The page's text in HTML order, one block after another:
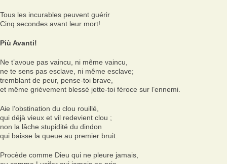
Tous les incurables peuvent guérir
Cinq secondes avant leur mort!
Più Avanti!
Ne t’avoue pas vaincu, ni même vaincu,
ne te sens pas esclave, ni même esclave;
tremblant de peur, pense-toi brave,
et même grièvement blessé jette-toi féroce sur l’ennemi.
Aie l’obstination du clou rouillé,
qui déjà vieux et vil redevient clou ;
non la lâche stupidité du dindon
qui baisse la queue au premier bruit.
Procède comme Dieu qui ne pleure jamais,